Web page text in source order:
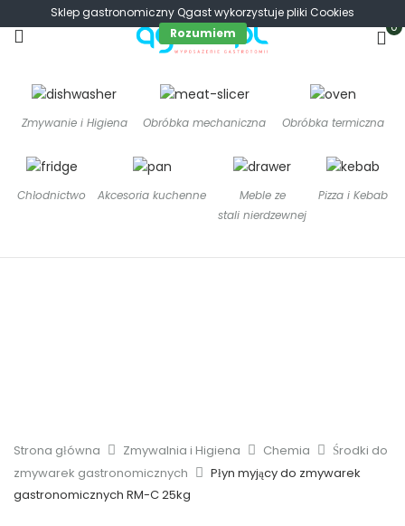
0
Zmywanie i Higiena Obróbka mechaniczna Obróbka termiczna
Chłodnictwo Akcesoria kuchenne
Meble ze
stali nierdzewnej
Pizza i Kebab
Strona główna Zmywalnia i Higiena Chemia
Środki do
zmywarek gastronomicznych
Płyn myjący do zmywarek
gastronomicznych RM-C 25kg
Sklep gastronomiczny Qgast wykorzystuje pliki Cookies
Rozumiem